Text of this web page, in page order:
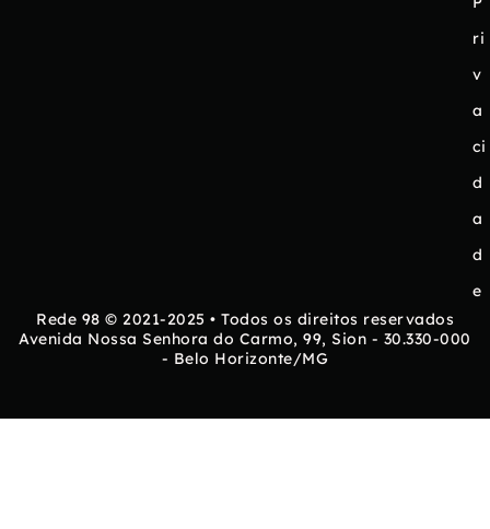
ri
v
a
ci
d
a
d
e
Rede 98 © 2021-2025 • Todos os direitos reservados
Avenida Nossa Senhora do Carmo, 99, Sion - 30.330-000
- Belo Horizonte/MG